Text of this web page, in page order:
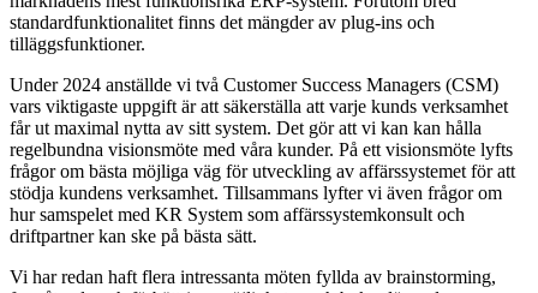
standardfunktionalitet finns det mängder av plug-ins och
tilläggsfunktioner.
Under 2024 anställde vi två Customer Success Managers (CSM)
vars viktigaste uppgift är att säkerställa att varje kunds verksamhet
får ut maximal nytta av sitt system. Det gör att vi kan kan hålla
regelbundna visionsmöte med våra kunder. På ett visionsmöte lyfts
frågor om bästa möjliga väg för utveckling av affärssystemet för att
stödja kundens verksamhet. Tillsammans lyfter vi även frågor om
hur samspelet med KR System som affärssystemkonsult och
driftpartner kan ske på bästa sätt.
Vi har redan haft flera intressanta möten fyllda av brainstorming,